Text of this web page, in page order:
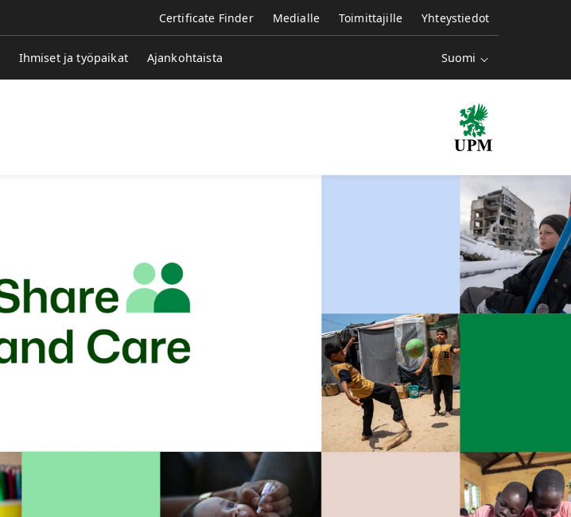
Certificate Finder Medialle Toimittajille Yhteystiedot
Suomi
Ihmiset ja työpaikat Ajankohtaista